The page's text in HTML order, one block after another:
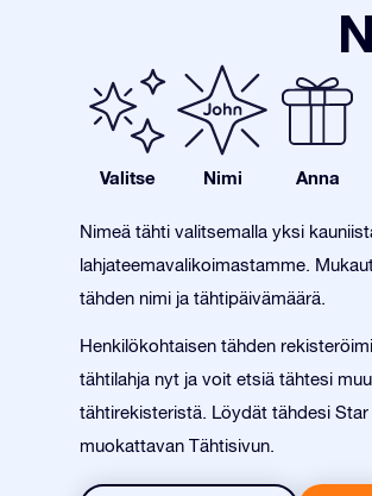
Valitse Nimi Anna
Nimeä tähti valitsemalla yksi
lahjateemavalikoimastamme.
tähden nimi ja tähtipäivämäärä.
Henkilökohtaisen tähden
tähtilahja nyt ja voit etsiä tähtesi
tähtirekisteristä. Löydät tähdesi
muokattavan Tähtisivun.